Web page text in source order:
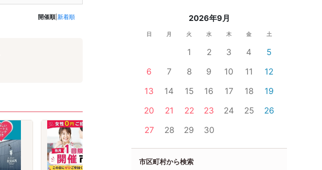
開催順 新着順 2026年9月
日 月 火 水 木 金 土
1 2 3 4
5
6
7 8 9 10 11
12
13
14 15 16 17 18
19
20
21 22 23 24 25
26
27
28 29 30
市区町村から検索